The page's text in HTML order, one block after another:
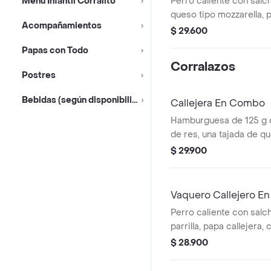
Acompañamientos
Papas con Todo
Postres
Bebidas (según disponibilidad)
queso tipo mozzarella,
piña, salsa blanca y
$ 29.600
Corralazos
Callejera En Combo
Hamburguesa de 125
de res, una tajada de
mozzarella, papas
$ 29.900
Vaquero Callejero
Perro caliente con
parrilla, papa callejera,
salsa blanca, salsa de
$ 28.900